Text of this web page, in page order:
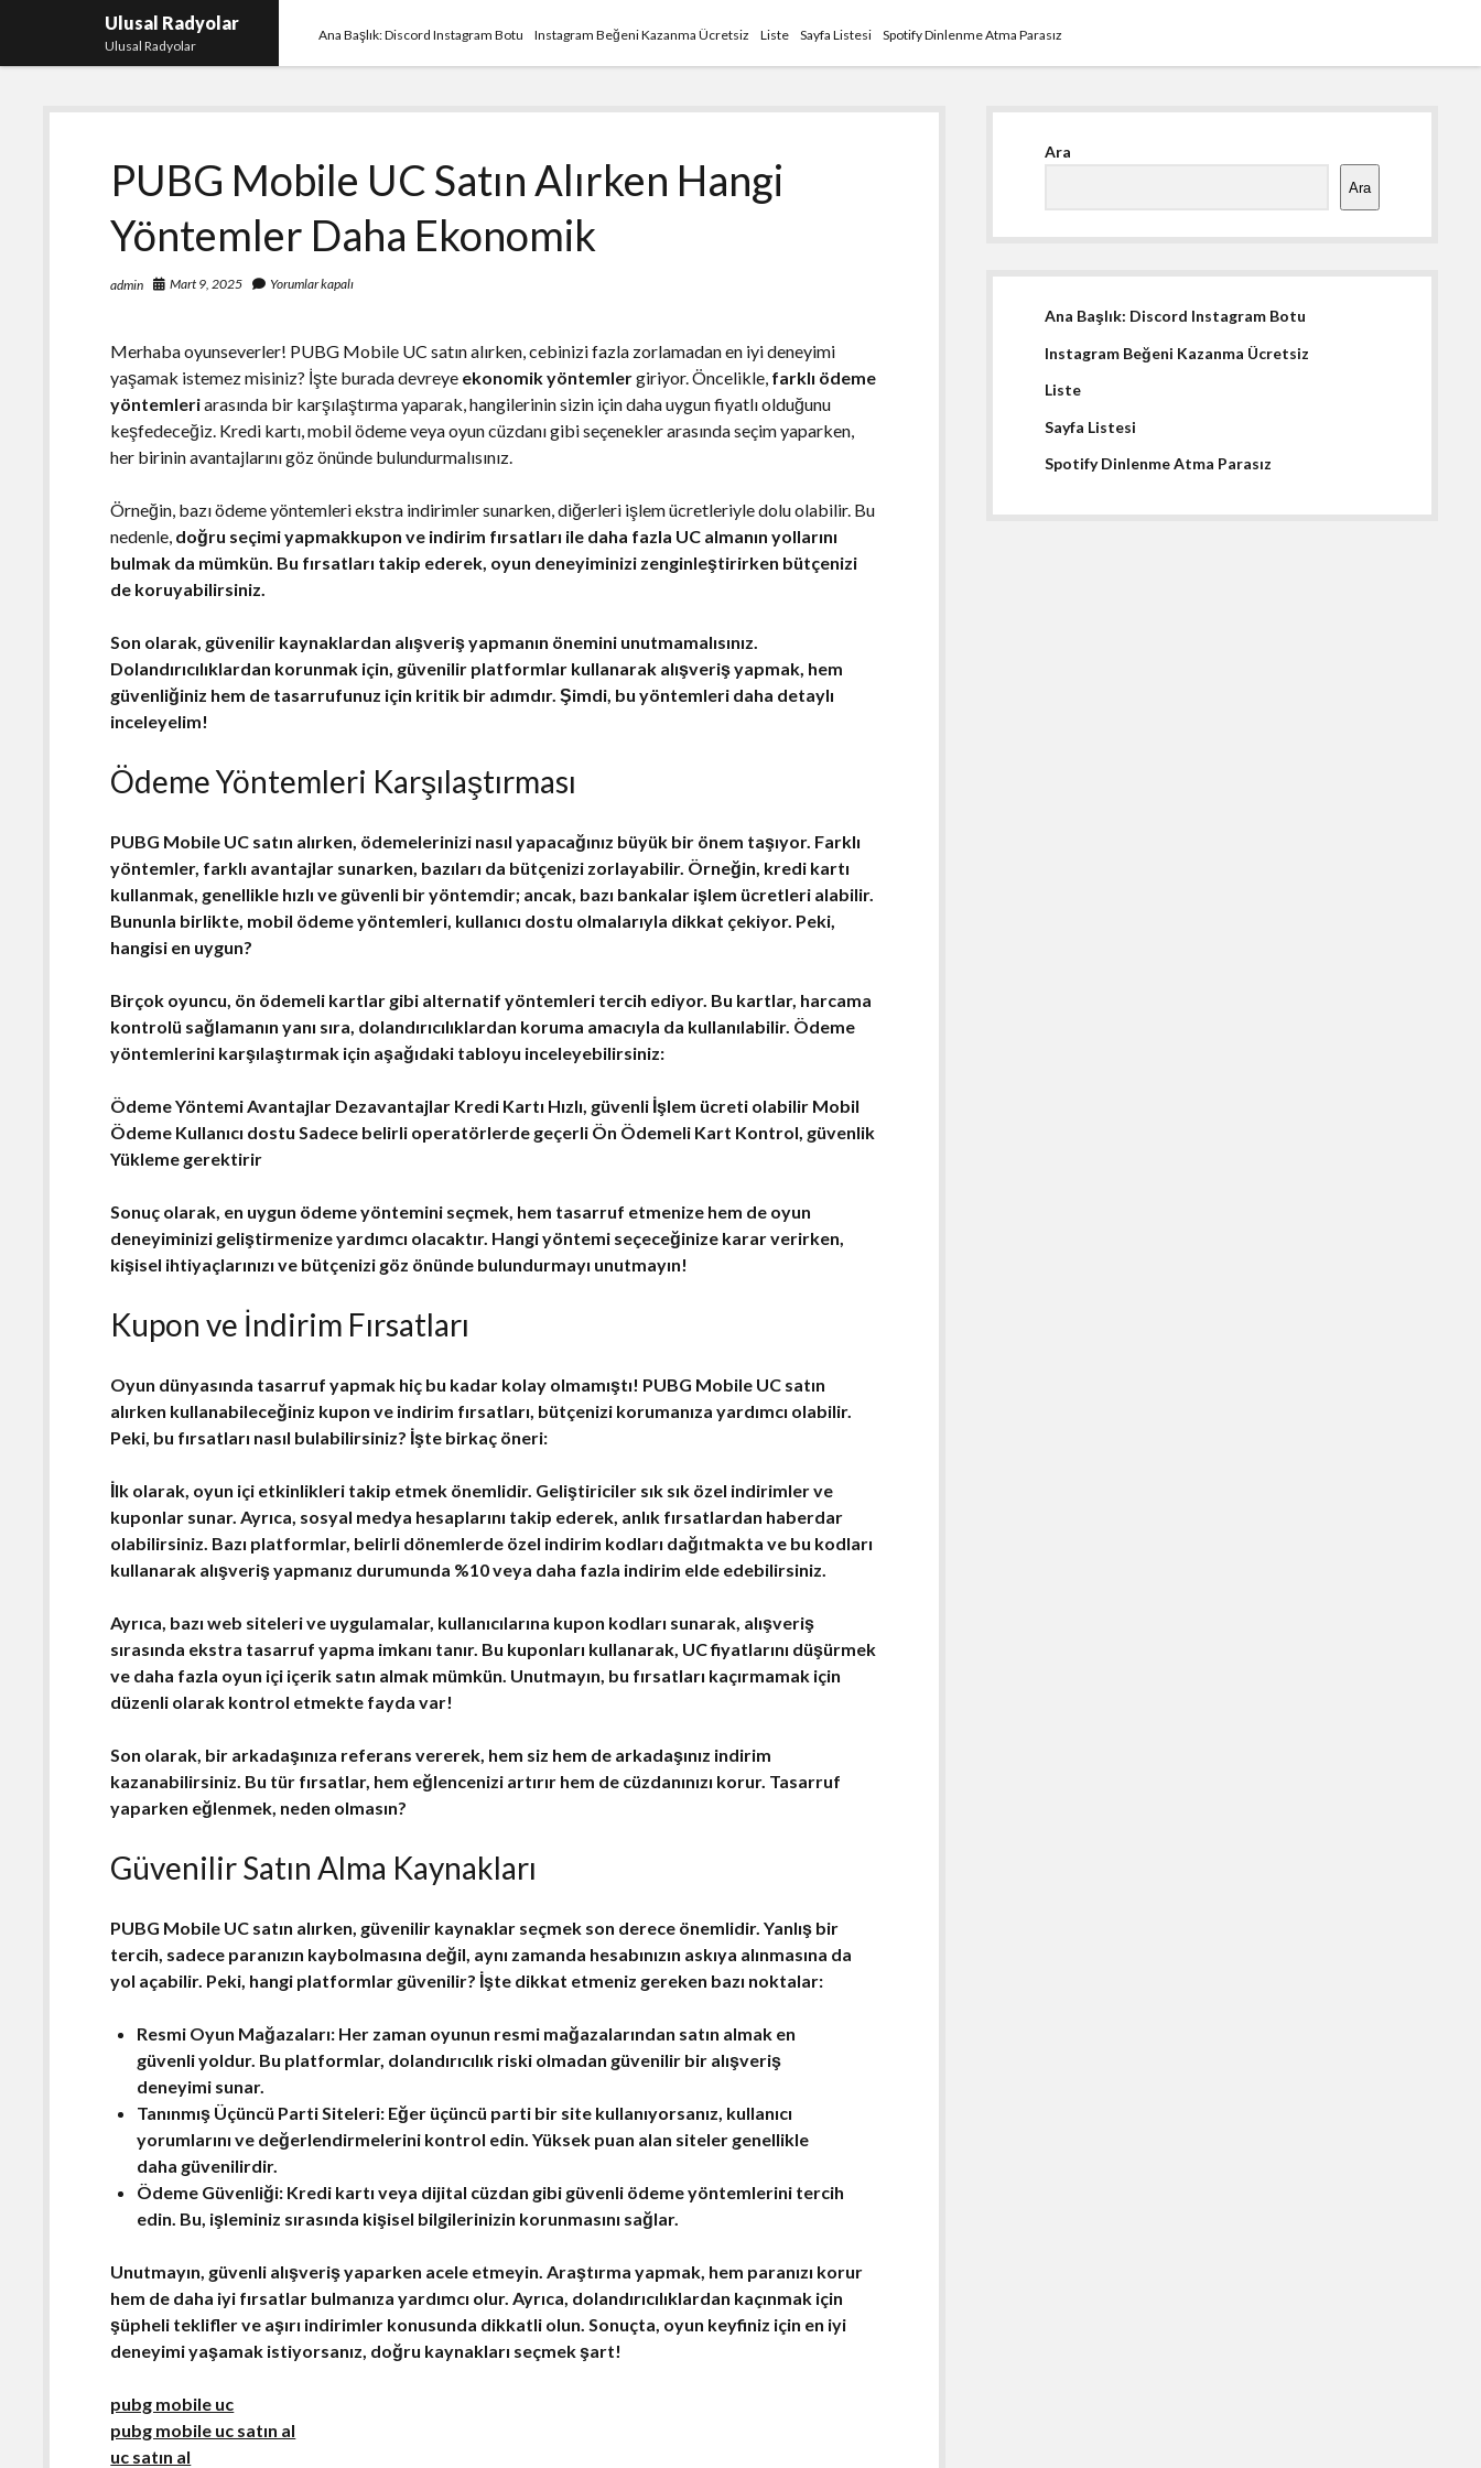
Ulusal Radyolar
Ulusal Radyolar
Ana Başlık: Discord Instagram Botu Instagram Beğeni Kazanma Ücretsiz Liste Sayfa Listesi Spotify Dinlenme Atma Parasız
PUBG Mobile UC Satın Alırken Hangi
Yöntemler Daha Ekonomik
admin Mart 9, 2025 Yorumlar kapalı
Merhaba oyunseverler! PUBG Mobile UC satın alırken, cebinizi fazla zorlamadan en iyi deneyimi
yaşamak istemez misiniz? İşte burada devreye ekonomik yöntemlergiriyor. Öncelikle, farklı ödeme
yöntemleriarasında bir karşılaştırma yaparak, hangilerinin sizin için daha uygun fiyatlı olduğunu
keşfedeceğiz. Kredi kartı, mobil ödeme veya oyun cüzdanı gibi seçenekler arasında seçim yaparken,
her birinin avantajlarını göz önünde bulundurmalısınız.
Örneğin, bazı ödeme yöntemleri ekstra indirimler sunarken, diğerleri işlem ücretleriyle dolu olabilir. Bu
nedenle, doğru seçimi yapmakkupon ve indirim fırsatları ile daha fazla UC almanın yollarını
bulmak da mümkün. Bu fırsatları takip ederek, oyun deneyiminizi zenginleştirirken bütçenizi
de koruyabilirsiniz.
Son olarak, güvenilir kaynaklardan alışveriş yapmanın önemini unutmamalısınız.
Dolandırıcılıklardan korunmak için, güvenilir platformlar kullanarak alışveriş yapmak, hem
güvenliğiniz hem de tasarrufunuz için kritik bir adımdır. Şimdi, bu yöntemleri daha detaylı
inceleyelim!
Ödeme Yöntemleri Karşılaştırması
PUBG Mobile UC satın alırken, ödemelerinizi nasıl yapacağınız büyük bir önem taşıyor. Farklı
yöntemler, farklı avantajlar sunarken, bazıları da bütçenizi zorlayabilir. Örneğin, kredi kartı
kullanmak, genellikle hızlı ve güvenli bir yöntemdir; ancak, bazı bankalar işlem ücretleri alabilir.
Bununla birlikte, mobil ödeme yöntemleri, kullanıcı dostu olmalarıyla dikkat çekiyor. Peki,
hangisi en uygun?
Birçok oyuncu, ön ödemeli kartlar gibi alternatif yöntemleri tercih ediyor. Bu kartlar, harcama
kontrolü sağlamanın yanı sıra, dolandırıcılıklardan koruma amacıyla da kullanılabilir. Ödeme
yöntemlerini karşılaştırmak için aşağıdaki tabloyu inceleyebilirsiniz:
Ödeme Yöntemi Avantajlar Dezavantajlar Kredi Kartı Hızlı, güvenli İşlem ücreti olabilir Mobil
Ödeme Kullanıcı dostu Sadece belirli operatörlerde geçerli Ön Ödemeli Kart Kontrol, güvenlik
Yükleme gerektirir
Sonuç olarak, en uygun ödeme yöntemini seçmek, hem tasarruf etmenize hem de oyun
deneyiminizi geliştirmenize yardımcı olacaktır. Hangi yöntemi seçeceğinize karar verirken,
kişisel ihtiyaçlarınızı ve bütçenizi göz önünde bulundurmayı unutmayın!
Kupon ve İndirim Fırsatları
Oyun dünyasında tasarruf yapmak hiç bu kadar kolay olmamıştı! PUBG Mobile UC satın
alırken kullanabileceğiniz kupon ve indirim fırsatları, bütçenizi korumanıza yardımcı olabilir.
Peki, bu fırsatları nasıl bulabilirsiniz? İşte birkaç öneri:
İlk olarak, oyun içi etkinlikleri takip etmek önemlidir. Geliştiriciler sık sık özel indirimler ve
kuponlar sunar. Ayrıca, sosyal medya hesaplarını takip ederek, anlık fırsatlardan haberdar
olabilirsiniz. Bazı platformlar, belirli dönemlerde özel indirim kodları dağıtmakta ve bu kodları
kullanarak alışveriş yapmanız durumunda %10 veya daha fazla indirim elde edebilirsiniz.
Ayrıca, bazı web siteleri ve uygulamalar, kullanıcılarına kupon kodları sunarak, alışveriş
sırasında ekstra tasarruf yapma imkanı tanır. Bu kuponları kullanarak, UCfiyatlarını düşürmek
ve daha fazla oyun içi içerik satın almak mümkün. Unutmayın, bu fırsatları kaçırmamak için
düzenli olarak kontrol etmekte fayda var!
Son olarak, bir arkadaşınıza referans vererek, hem siz hem de arkadaşınız indirim
kazanabilirsiniz. Bu tür fırsatlar, hem eğlencenizi artırır hem de cüzdanınızı korur. Tasarruf
yaparken eğlenmek, neden olmasın?
Güvenilir Satın Alma Kaynakları
PUBG Mobile UC satın alırken, güvenilir kaynaklar seçmek son derece önemlidir. Yanlış bir
tercih, sadece paranızın kaybolmasına değil, aynı zamanda hesabınızın askıya alınmasına da
yol açabilir. Peki, hangi platformlar güvenilir? İşte dikkat etmeniz gereken bazı noktalar:
Resmi Oyun Mağazaları: Her zaman oyunun resmi mağazalarından satın almak en
güvenli yoldur. Bu platformlar, dolandırıcılık riski olmadan güvenilir bir alışveriş
deneyimi sunar.
Tanınmış Üçüncü Parti Siteleri: Eğer üçüncü parti bir site kullanıyorsanız, kullanıcı
yorumlarını ve değerlendirmelerini kontrol edin.Yüksek puan alan siteler genellikle
daha güvenilirdir.
Ödeme Güvenliği: Kredi kartı veya dijital cüzdan gibi güvenli ödeme yöntemlerini tercih
edin. Bu, işleminiz sırasında kişisel bilgilerinizin korunmasını sağlar.
Unutmayın, güvenli alışverişyaparken acele etmeyin. Araştırma yapmak, hem paranızı korur
hem de daha iyi fırsatlar bulmanıza yardımcı olur. Ayrıca, dolandırıcılıklardan kaçınmak için
şüpheli tekliflerve aşırı indirimler konusunda dikkatli olun. Sonuçta, oyun keyfiniz için en iyi
deneyimi yaşamak istiyorsanız, doğru kaynakları seçmek şart!
pubg mobile uc
pubg mobile uc satın al
uc satın al
Ara
Ara
Ana Başlık: Discord Instagram Botu
Instagram Beğeni Kazanma Ücretsiz
Liste
Sayfa Listesi
Spotify Dinlenme Atma Parasız